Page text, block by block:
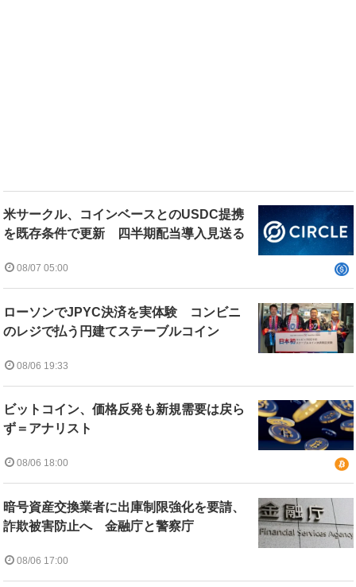
米サークル、コインベースとのUSDC提携
を既存条件で更新 四半期配当導入見送る
08/07 05:00
ローソンでJPYC決済を実体験 コンビニ
のレジで払う円建てステーブルコイン
08/06 19:33
ビットコイン、価格反発も新規需要は戻ら
ず＝アナリスト
08/06 18:00
暗号資産交換業者に出庫制限強化を要請、
詐欺被害防止へ 金融庁と警察庁
08/06 17:00